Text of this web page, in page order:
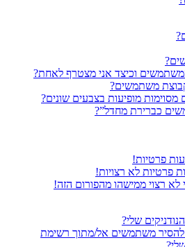
וכיצד אני מצטרף לאחת?
משתמשים?
מופיעות בצבעים שונים?
כברירת מחדל”?
פרטיות!
פרטיות לא רצויות!
לא רצוי ממישהו מהפורום הזה!
שלי?
/ להסיר משתמשים אל/מתוך רשימת